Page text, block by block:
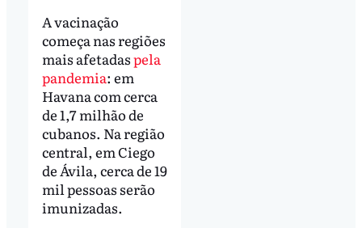
A vacinação
começa nas regiões
mais afetadaspela
pandemia: em
Havana com cerca
de 1,7 milhão de
cubanos. Na região
central, em Ciego
de Ávila, cerca de 19
mil pessoas serão
imunizadas.